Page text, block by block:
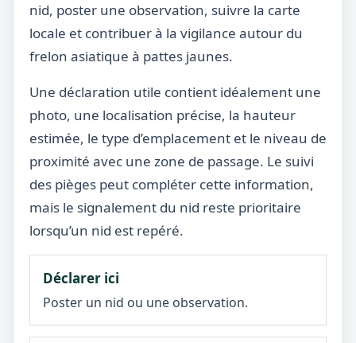
nid, poster une observation, suivre la carte
locale et contribuer à la vigilance autour du
frelon asiatique à pattes jaunes.
Une déclaration utile contient idéalement une
photo, une localisation précise, la hauteur
estimée, le type d’emplacement et le niveau de
proximité avec une zone de passage. Le suivi
des pièges peut compléter cette information,
mais le signalement du nid reste prioritaire
lorsqu’un nid est repéré.
Déclarer ici
Poster un nid ou une observation.